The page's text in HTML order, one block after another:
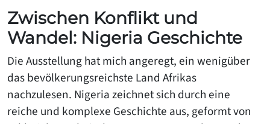
Zwischen Konflikt und
Wandel: Nigeria Geschichte
Die Ausstellung hat mich angeregt, ein wenigüber
das bevölkerungsreichste Land Afrikas
nachzulesen. Nigeria zeichnet sich durch eine
reiche und komplexe Geschichte aus, geformt von